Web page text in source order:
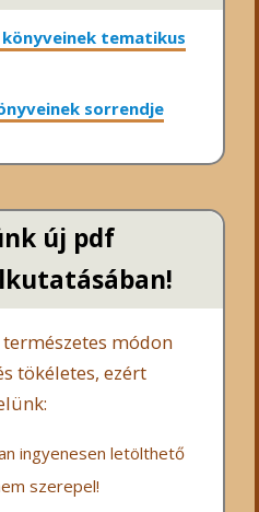
tematikus
sorrendje
új pdf
módon
tökéletes, ezért
ingyenesen letölthető
szerepel!